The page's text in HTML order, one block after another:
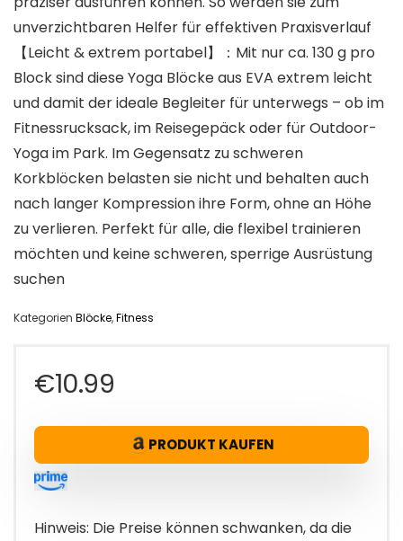
unverzichtbaren Helfer für effektiven Praxisverlauf
【Leicht & extrem portabel】：Mit nur ca. 130 g pro
Block sind diese Yoga Blöcke aus EVA extrem leicht
und damit der ideale Begleiter für unterwegs – ob im
Fitnessrucksack, im Reisegepäck oder für Outdoor-
Yoga im Park. Im Gegensatz zu schweren
Korkblöcken belasten sie nicht und behalten auch
nach langer Kompression ihre Form, ohne an Höhe
zu verlieren. Perfekt für alle, die flexibel trainieren
möchten und keine schweren, sperrige Ausrüstung
suchen
Kategorien Blöcke,Fitness
€10.99
PRODUKT KAUFEN
Hinweis: Die Preise können schwanken, da die